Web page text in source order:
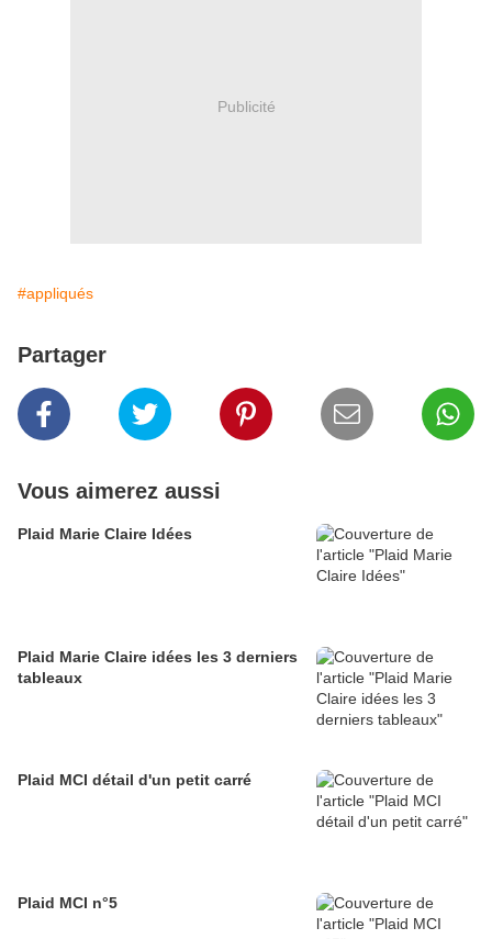
Publicité
#appliqués
Partager
Vous aimerez aussi
Plaid Marie Claire Idées
Plaid Marie Claire idées les 3 derniers
tableaux
Plaid MCI détail d'un petit carré
Plaid MCI n°5